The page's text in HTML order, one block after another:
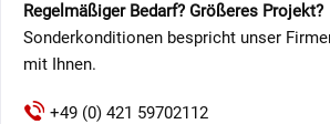
Regelmäßiger Bedarf? Größeres Projekt?
Sonderkonditionen bespricht unser
mit Ihnen.
+49 (0) 421 59702112